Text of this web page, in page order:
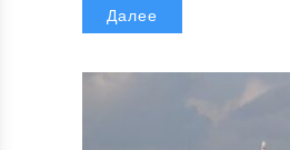
Далее